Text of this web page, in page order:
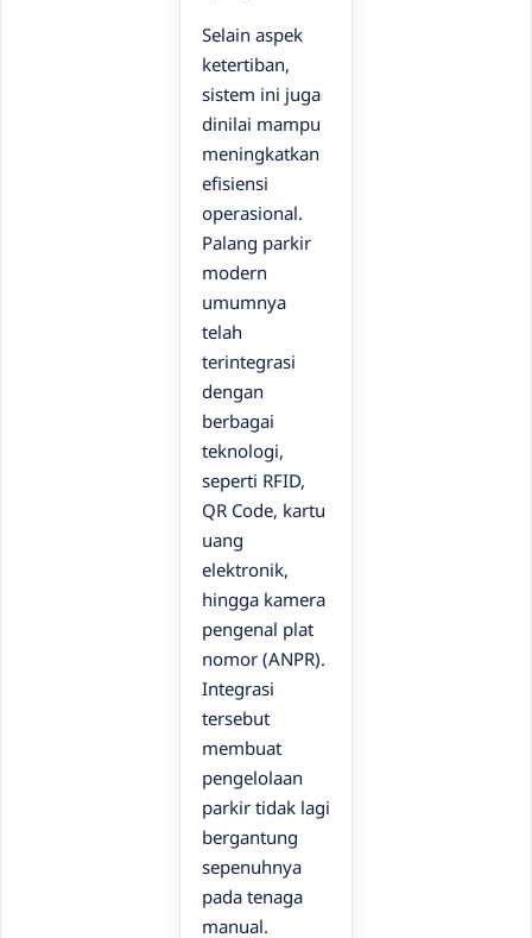
Selain aspek
ketertiban,
sistem ini juga
dinilai mampu
meningkatkan
efisiensi
operasional.
Palang parkir
modern
umumnya
telah
terintegrasi
dengan
berbagai
teknologi,
seperti RFID,
QR Code, kartu
uang
elektronik,
hingga kamera
pengenal plat
nomor (ANPR).
Integrasi
tersebut
membuat
pengelolaan
parkir tidak lagi
bergantung
sepenuhnya
pada tenaga
manual.